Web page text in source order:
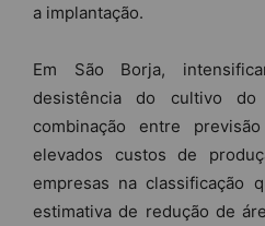
a implantação.
Em São Borja,
desistência do cultivo
combinação entre
elevados custos de
empresas na classificação
estimativa de redução de